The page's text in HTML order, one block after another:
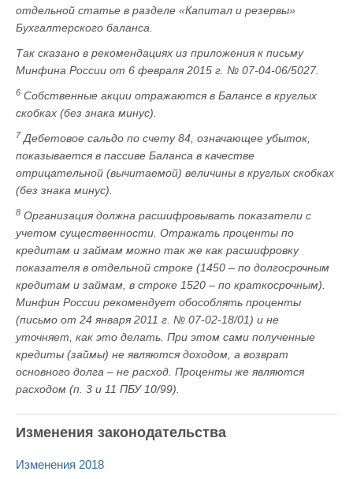
отдельной статье в разделе «Капитал и резервы»
Бухгалтерского баланса.
Так сказано в рекомендациях из приложения к письму
Минфина России от 6 февраля 2015 г. № 07-04-06/5027.
6 Собственные акции отражаются в Балансе в круглых
скобках (без знака минус).
7 Дебетовое сальдо по счету 84, означающее убыток,
показывается в пассиве Баланса в качестве
отрицательной (вычитаемой) величины в круглых скобках
(без знака минус).
8 Организация должна расшифровывать показатели с
учетом существенности. Отражать проценты по
кредитам и займам можно так же как расшифровку
показателя в отдельной строке (1450 – по долгосрочным
кредитам и займам, в строке 1520 – по краткосрочным).
Минфин России рекомендует обособлять проценты
(письмо от 24 января 2011 г. № 07-02-18/01) и не
уточняет, как это делать. При этом сами полученные
кредиты (займы) не являются доходом, а возврат
основного долга – не расход. Проценты же являются
расходом (п. 3 и 11 ПБУ 10/99).
Изменения законодательства
Изменения 2018